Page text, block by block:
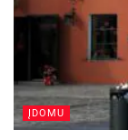
ĮDOMU